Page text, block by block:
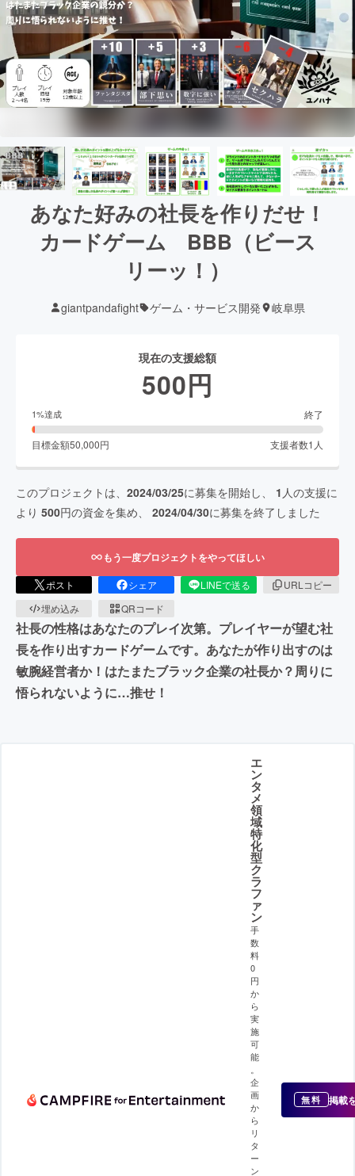
あなた好みの社長を作りだせ！
カードゲーム BBB（ビース
リーッ！）
giantpandafight ゲーム・サービス開発 岐阜県
現在の支援総額
500円
1%達成 終了
目標金額50,000円 支援者数1 人
このプロジェクトは、 2024/03/25に募集を開始し、 1 人の支援に
より 500円の資金を集め、 2024/04/30に募集を終了しました
もう一度プロジェクトをやってほしい
ポスト シェア LINEで送る
URLコピー
埋め込み
QRコード
社長の性格はあなたのプレイ次第。プレイヤーが望む社
長を作り出すカードゲームです。あなたが作り出すのは
敏腕経営者か！はたまたブラック企業の社長か？周りに
悟られないように…推せ！
エ
ン
タ
メ
領
域
特
化
型
ク
ラ
フ
ァ
ン
手
数
料
0
円
か
ら
実
施
可
能
企
画
か
ら
リ
タ
ー
ン
無料 掲載